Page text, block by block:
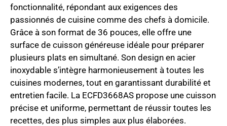
fonctionnalité, répondant aux exigences des
passionnés de cuisine comme des chefs à domicile.
Grâce à son format de 36 pouces, elle offre une
surface de cuisson généreuse idéale pour préparer
plusieurs plats en simultané. Son design en acier
inoxydable s’intègre harmonieusement à toutes les
cuisines modernes, tout en garantissant durabilité et
entretien facile. La ECFD3668AS propose une cuisson
précise et uniforme, permettant de réussir toutes les
recettes, des plus simples aux plus élaborées.